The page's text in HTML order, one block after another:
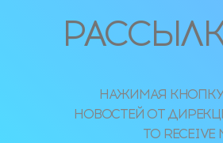
НАЖИМАЯ КНОПКУ
НОВОСТЕЙ ОТ
TO RECEIVE